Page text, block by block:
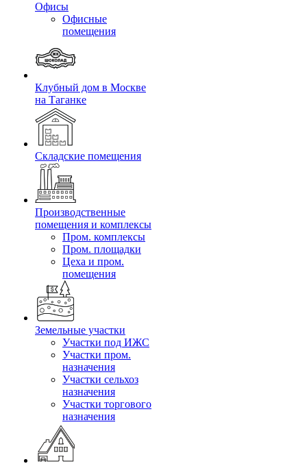
Офисы
Офисные
помещения
Клубный дом в Москве
на Таганке
Складские помещения
Производственные
помещения и комплексы
Пром. комплексы
Пром. площадки
Цеха и пром.
помещения
Земельные участки
Участки под ИЖС
Участки пром.
назначения
Участки сельхоз
назначения
Участки торгового
назначения